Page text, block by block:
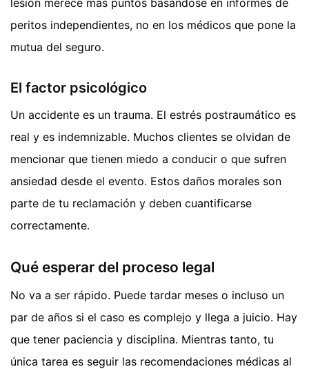
lesión merece más puntos basándose en informes de
peritos independientes, no en los médicos que pone la
mutua del seguro.
El factor psicológico
Un accidente es un trauma. El estrés postraumático es
real y es indemnizable. Muchos clientes se olvidan de
mencionar que tienen miedo a conducir o que sufren
ansiedad desde el evento. Estos daños morales son
parte de tu reclamación y deben cuantificarse
correctamente.
Qué esperar del proceso legal
No va a ser rápido. Puede tardar meses o incluso un
par de años si el caso es complejo y llega a juicio. Hay
que tener paciencia y disciplina. Mientras tanto, tu
única tarea es seguir las recomendaciones médicas al